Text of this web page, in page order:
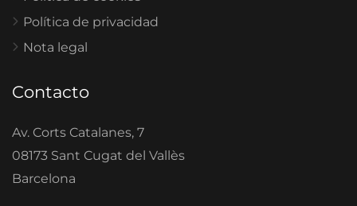
Política de privacidad
Nota legal
Contacto
Av. Corts Catalanes, 7
08173 Sant Cugat del Vallès
Barcelona